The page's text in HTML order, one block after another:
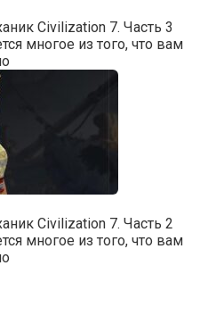
Civilization 7. Часть 3
многое из того, что вам
Civilization 7. Часть 2
многое из того, что вам